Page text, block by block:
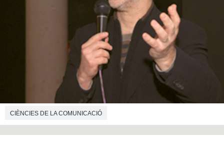
CIÈNCIES DE LA COMUNICACIÓ